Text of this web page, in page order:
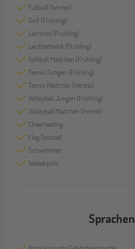
Fußball (Winter)
Golf (Frühling)
Lacrosse (Frühling)
Leichtathletik (Frühling)
Softball Mädchen (Frühling)
Tennis Jungen (Frühling)
Tennis Mädchen (Herbst)
Volleyball Jungen (Frühling)
Volleyball Mädchen (Herbst)
Cheerleading
Flag Football
Schwimmen
Wasserpolo
Sprachen